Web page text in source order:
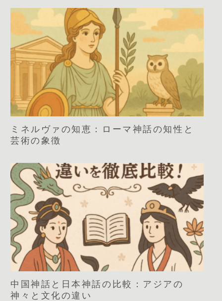
ミネルヴァの知恵：ローマ神話の知性と
芸術の象徴
中国神話と日本神話の比較：アジアの
神々と文化の違い